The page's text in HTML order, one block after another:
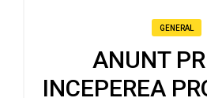
GENERAL
ANUNT
INCEPEREA